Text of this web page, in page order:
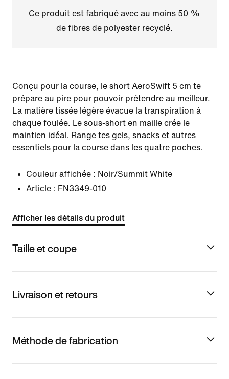
Ce produit est fabriqué avec au moins 50 %
de fibres de polyester recyclé.
Conçu pour la course, le short AeroSwift 5 cm te
prépare au pire pour pouvoir prétendre au meilleur.
La matière tissée légère évacue la transpiration à
chaque foulée. Le sous-short en maille crée le
maintien idéal. Range tes gels, snacks et autres
essentiels pour la course dans les quatre poches.
Couleur affichée : Noir/Summit White
Article : FN3349-010
Afficher les détails du produit
Taille et coupe
Livraison et retours
Méthode de fabrication